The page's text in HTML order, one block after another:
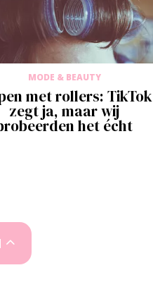
MODE & BEAUTY
met rollers: TikTok
zegt ja, maar wij
het écht